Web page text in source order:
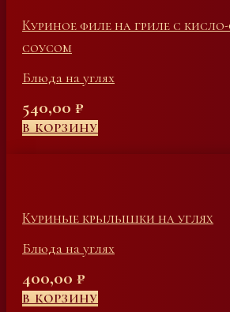
Куриное филе на гриле с
соусом
Блюда на углях
540,00 ₽
В КОРЗИНУ
Куриные крылышки на углях
Блюда на углях
400,00 ₽
В КОРЗИНУ